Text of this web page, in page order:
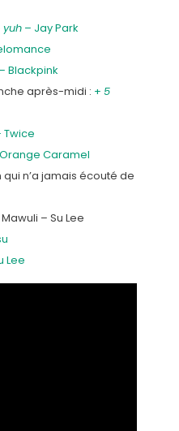
yuh– Jay Park
Blackpink
après-midi : + 5
Caramel
n’a jamais écouté de
– Su Lee
Lee